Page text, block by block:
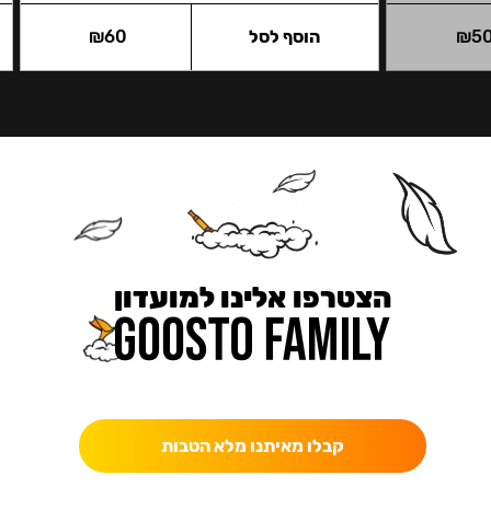
₪
₪60 הוסף לסל
הצטרפו אלינו למועדון
קבלו מאיתנו מלא הטבות